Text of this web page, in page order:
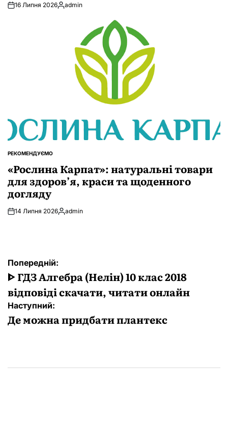
16 Липня 2026Опубліковано
admin
ОПУБЛІКУВАТИ
РЕКОМЕНДУЄМО
«Рослина Карпат»: натуральні товари
для здоров’я, краси та щоденного
догляду
14 Липня 2026Опубліковано
admin
Навігація
записів
Попередній:
ᐈ ГДЗ Алгебра (Нелін) 10 клас 2018
відповіді скачати, читати онлайн
Наступний:
Де можна придбати плантекс